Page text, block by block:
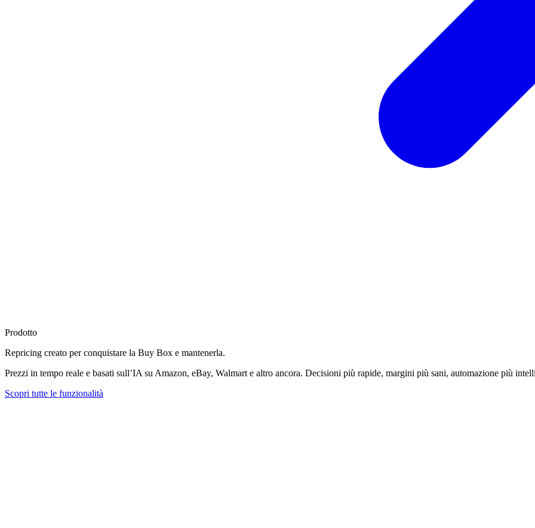
Prodotto
Repricing creato perconquistare la Buy Box e mantenerla.
Prezzi in tempo reale e basati sull’IA su Amazon, eBay, Walmart e altro ancora. Decisioni più rapide, margini più sani, automazione più
Scopri tutte le funzionalità